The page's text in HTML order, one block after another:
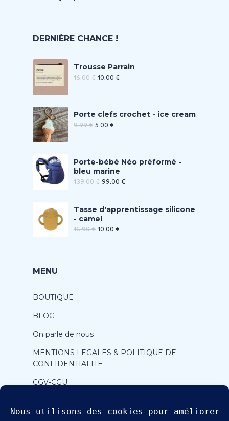
DERNIÈRE CHANCE !
Trousse Parrain
16.00€ 10.00 €
Porte clefs crochet - ice cream
9.99€ 5.00 €
Porte-bébé Néo préformé -
bleu marine
139.00€ 99.00 €
Tasse d'apprentissage silicone
- camel
16.90€ 10.00 €
MENU
BOUTIQUE
BLOG
On parle de nous
MENTIONS LEGALES & POLITIQUE DE
CONFIDENTIALITE
CGV-CGU